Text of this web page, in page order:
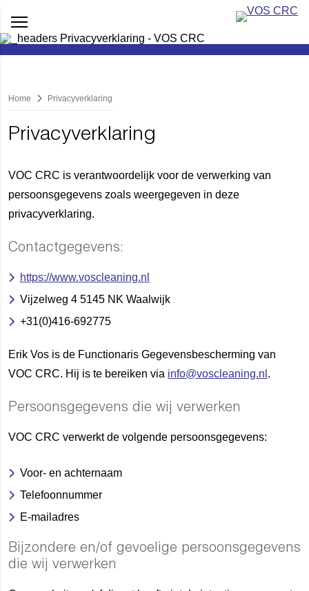
Home Privacyverklaring
Privacyverklaring
VOC CRC is verantwoordelijk voor de verwerking van
persoonsgegevens zoals weergegeven in deze
privacyverklaring.
Contactgegevens:
https://www.voscleaning.nl
Vijzelweg 4 5145 NK Waalwijk
+31(0)416-692775
Erik Vos is de Functionaris Gegevensbescherming van
VOC CRC. Hij is te bereiken via info@voscleaning.nl .
Persoonsgegevens die wij verwerken
VOC CRC verwerkt de volgende persoonsgegevens:
Voor- en achternaam
Telefoonnummer
E-mailadres
Bijzondere en/of gevoelige persoonsgegevens
die wij verwerken